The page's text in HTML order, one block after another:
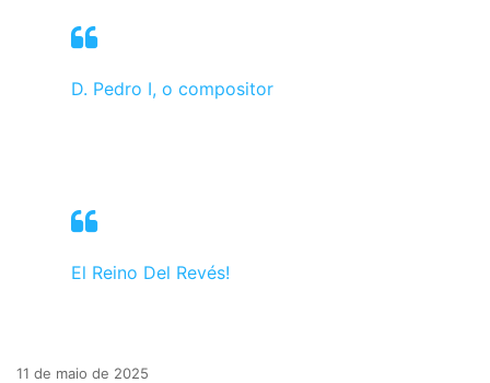
D. Pedro I, o compositor
El Reino Del Revés!
11 de maio de 2025